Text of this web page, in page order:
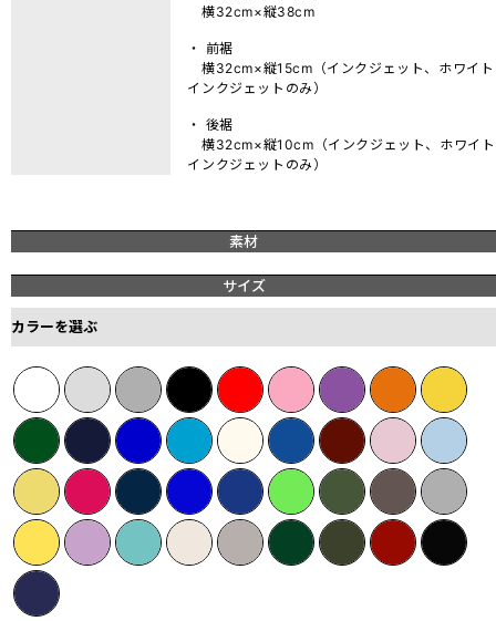
横32cm×縦38cm
・ 前裾
横32cm×縦15cm（インクジェット、ホワイト
インクジェットのみ）
・ 後裾
横32cm×縦10cm（インクジェット、ホワイト
インクジェットのみ）
素材
サイズ
カラーを選ぶ